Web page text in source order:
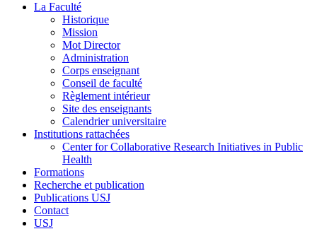
La Faculté
Historique
Mission
Mot Director
Administration
Corps enseignant
Conseil de faculté
Règlement intérieur
Site des enseignants
Calendrier universitaire
Institutions rattachées
Center for Collaborative Research Initiatives in Public
Health
Formations
Recherche et publication
Publications USJ
Contact
USJ